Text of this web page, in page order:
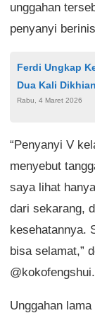
unggahan
penyanyi
Ferdi Ungkap
Dua Kali
Hubungan LDR
Rabu, 4 Maret 2026
“Penyanyi V
menyebut
saya lihat
dari sekarang,
kesehatannya.
bisa selamat,”
@kokofengshui.
Unggahan